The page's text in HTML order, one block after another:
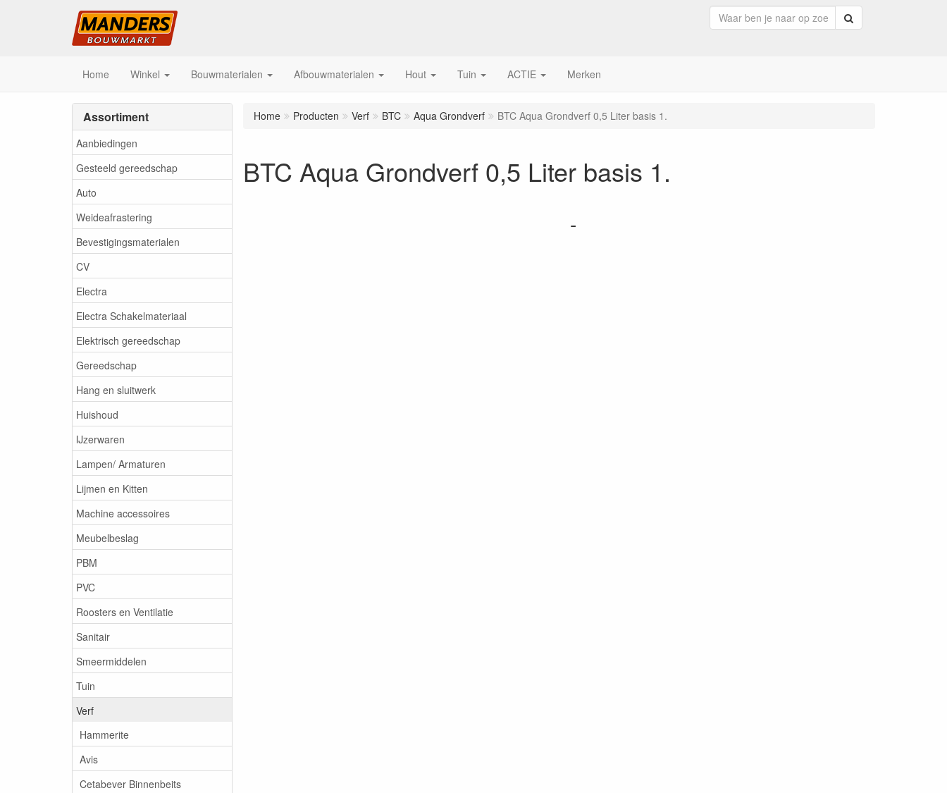
Home Winkel Bouwmaterialen Afbouwmaterialen Hout Tuin ACTIE Merken
Assortiment
Aanbiedingen
Gesteeld gereedschap
Auto
Weideafrastering
Bevestigingsmaterialen
CV
Electra
Electra Schakelmateriaal
Elektrisch gereedschap
Gereedschap
Hang en sluitwerk
Huishoud
IJzerwaren
Lampen/ Armaturen
Lijmen en Kitten
Machine accessoires
Meubelbeslag
PBM
PVC
Roosters en Ventilatie
Sanitair
Smeermiddelen
Tuin
Verf
Hammerite
Avis
Cetabever Binnenbeits
Home Producten Verf BTC Aqua Grondverf BTC Aqua Grondverf 0,5 Liter basis 1.
BTC Aqua Grondverf 0,5 Liter basis 1.
-